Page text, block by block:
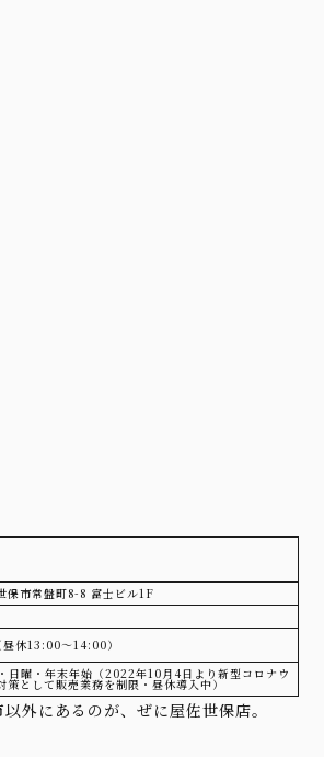
保市常盤町8-8 富士ビル1F
休13:00〜14:00）
日曜・年末年始（2022年10月4日より新型コロナウ
策として販売業務を制限・昼休導入中）
外にあるのが、ぜに屋佐世保店。